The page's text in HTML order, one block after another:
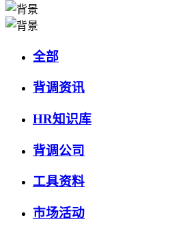
全部
背调资讯
HR知识库
背调公司
工具资料
市场活动